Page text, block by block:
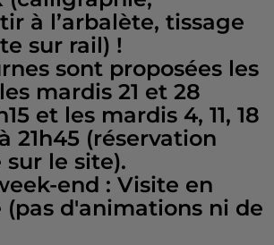
à l’arbalète, tissage
sur rail) !
sont proposées les
mardis 21 et 28
et les mardis 4, 11, 18
21h45 (réservation
le site).
end : Visite en
d'animations ni de